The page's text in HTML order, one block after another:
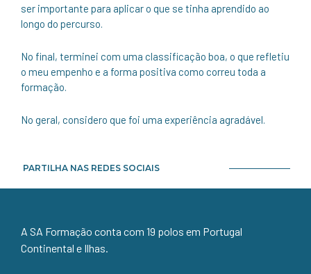
ser importante para aplicar o que se tinha aprendido ao
longo do percurso.
No final, terminei com uma classificação boa, o que refletiu
o meu empenho e a forma positiva como correu toda a
formação.
No geral, considero que foi uma experiência agradável.
PARTILHA NAS REDES SOCIAIS
A SA Formação conta com 19 polos em Portugal
Continental e Ilhas.